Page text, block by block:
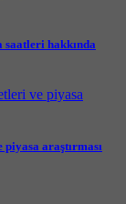
hakkında
araştırması